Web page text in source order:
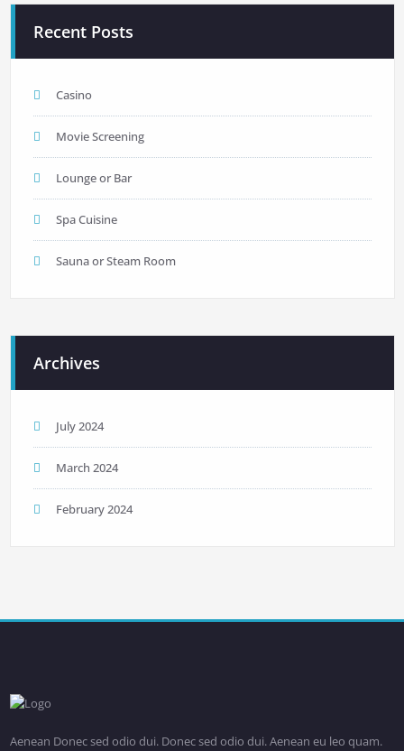
Recent Posts
Casino
Movie Screening
Lounge or Bar
Spa Cuisine
Sauna or Steam Room
Archives
July 2024
March 2024
February 2024
Aenean Donec sed odio dui. Donec sed odio dui. Aenean eu leo quam.